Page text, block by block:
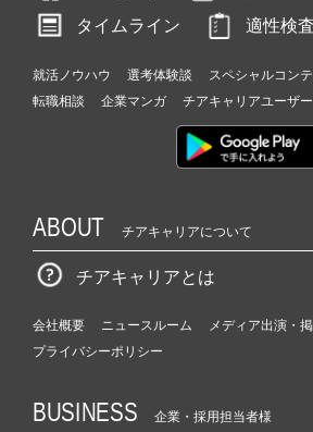
タイムライン
適性検査
就活ノウハウ 選考体験談 スペシャルコン
転職相談
企業マンガ チアキャリアユーザ
ABOUT チアキャリアについて
チアキャリアとは
会社概要 ニュースルーム
メディア出演・
プライバシーポリシー
BUSINESS 企業・採用担当者様